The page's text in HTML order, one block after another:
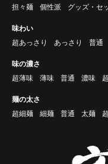
担々麺
個性派 グッズ・セ
味わい
超あっさり
あっさり 普通
味の濃さ
超薄味
薄味 普通 濃味
麺の太さ
超細麺
細麺 普通 太麺